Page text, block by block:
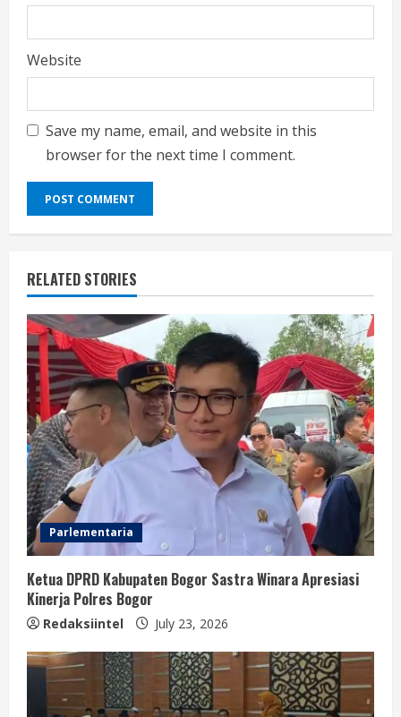
Website
Save my name, email, and website in this
browser for the next time I comment.
RELATED STORIES
Parlementaria
Ketua DPRD Kabupaten Bogor Sastra Winara Apresiasi
Kinerja Polres Bogor
Redaksiintel July 23, 2026